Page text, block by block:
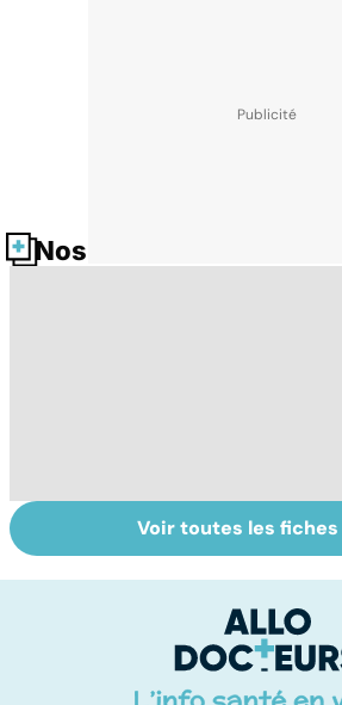
Nos fiches santé
alimentaires : le
Voir toutes les